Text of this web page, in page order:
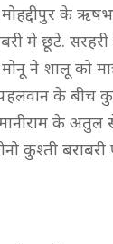
के
मे छूटे. सरहरी
ने शालू को
के बीच
के
कुश्ती बराबरी